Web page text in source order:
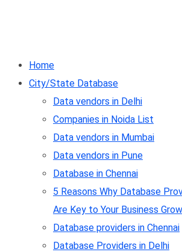
Home
City/State Database
Data vendors in Delhi
Companies in Noida List
Data vendors in Mumbai
Data vendors in Pune
Database in Chennai
5 Reasons Why Database
Are Key to Your Business
Database providers in Chennai
Database Providers in Delhi